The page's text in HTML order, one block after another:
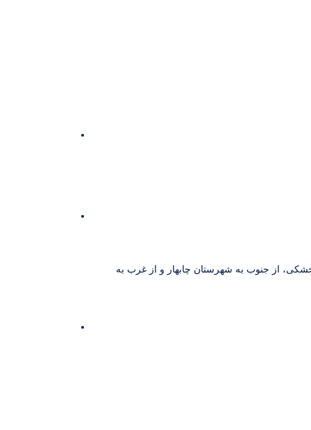
راسک از شمال به شهرستان سراوان و ایرانشهر و از طرف شرق به کشور پاکستان با حدود 120 کیلومتر خشکی، از جنوب به شهرستان چابهار و از غرب به